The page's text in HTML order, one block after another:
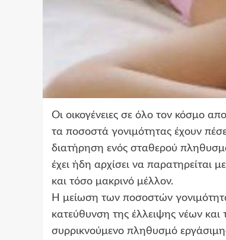
Οι οικογένειες σε όλο τον κόσμο
τα ποσοστά γονιμότητας έχουν
διατήρηση ενός σταθερού
έχει ήδη αρχίσει να
και τόσο μακρινό μέλλον.
Η μείωση των ποσοστών
κατεύθυνση της έλλειψης νέων και
συρρικνούμενο πληθυσμό